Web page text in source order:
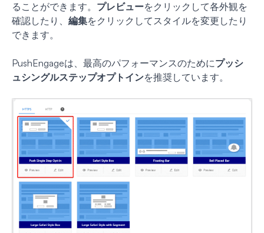
ることができます。 プレビューをクリックして各外観を
確認したり、 編集をクリックしてスタイルを変更したり
できます。
PushEngageは、最高のパフォーマンスのためにプッシ
ュシングルステップオプトインを推奨しています。